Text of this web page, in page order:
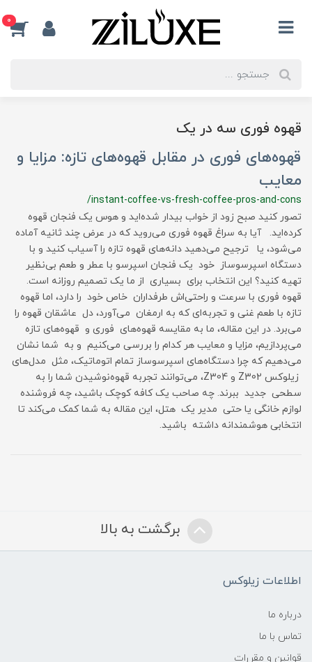
0
قهوه فوری سه در یک
قهوه‌های فوری در مقابل قهوه‌های تازه: مزایا و
معایب
/instant-coffee-vs-fresh-coffee-pros-and-cons
تصور کنید صبح زود از خواب بیدار شده‌اید و هوس یک فنجان قهوه
کرده‌اید. آیا به سراغ قهوه فوری می‌روید که در عرض چند ثانیه آماده
می‌شود، یا ترجیح می‌دهید دانه‌های قهوه تازه را آسیاب کنید و با
دستگاه اسپرسوساز خود یک فنجان اسپرسو با عطر و طعم بی‌نظیر
تهیه کنید؟ این انتخاب برای بسیاری از ما یک تصمیم روزانه است.
قهوه فوری با سرعت و راحتی‌اش طرفداران خاص خود را دارد، اما قهوه
تازه با طعم غنی و تجربه‌ای که به ارمغان می‌آورد، دل عاشقان قهوه را
می‌برد. در این مقاله، ما به مقایسه قهوه‌های فوری و قهوه‌های تازه
می‌پردازیم، مزایا و معایب هر کدام را بررسی می‌کنیم و به شما نشان
می‌دهیم که چرا دستگاه‌های اسپرسوساز تمام اتوماتیک، مثل مدل‌های
زیلوکس Z302 و Z304، می‌توانند تجربه قهوه‌نوشیدن شما را به
سطحی جدید ببرند. چه صاحب یک کافه کوچک باشید، چه فروشنده
لوازم خانگی یا حتی مدیر یک هتل، این مقاله به شما کمک می‌کند تا
انتخابی هوشمندانه داشته باشید.
برگشت به بالا
اطلاعات زیلوکس
درباره ما
تماس با ما
قوانین و مقررات